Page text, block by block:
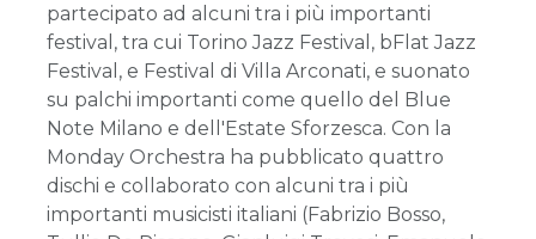
partecipato ad alcuni tra i più importanti
festival, tra cui Torino Jazz Festival, bFlat Jazz
Festival, e Festival di Villa Arconati, e suonato
su palchi importanti come quello del Blue
Note Milano e dell'Estate Sforzesca. Con la
Monday Orchestra ha pubblicato quattro
dischi e collaborato con alcuni tra i più
importanti musicisti italiani (Fabrizio Bosso,